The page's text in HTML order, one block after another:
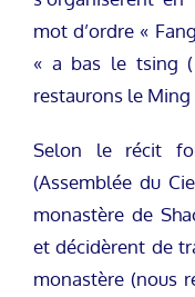
mot d’ordre «
« a bas le tsing (
restaurons le Ming
Selon le récit
(Assemblée du
monastère de
et décidèrent de
monastère (nous